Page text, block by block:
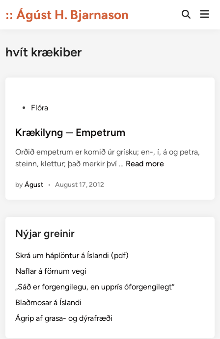
to:: Ágúst H. Bjarnason
Open
hvít krækiber
s
e
d
n
Flóra
Krækilyng ─ Empetrum
Orðið empetrum er komið úr grísku; en-, í, á og petra,
steinn, klettur; það merkir því … K
g
m
Read more
byÁgust • August 17, 2012
Nýjar greinir
Skrá um háplöntur á Íslandi (pdf)
Naflar á förnum vegi
„Sáð er forgengilegu, en upprís óforgengilegt“
Blaðmosar á Íslandi
Ágrip af grasa- og dýrafræði